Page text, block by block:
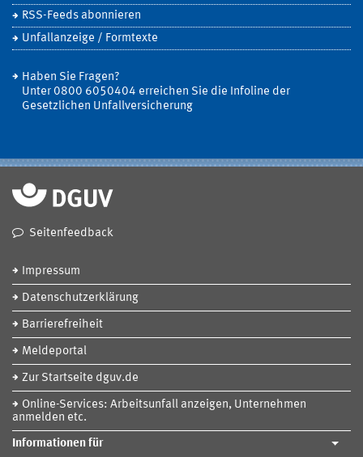
RSS-Feeds abonnieren
Unfallanzeige / Formtexte
Haben Sie Fragen?
Unter 0800 6050404 erreichen Sie die Infoline der
Gesetzlichen Unfallversicherung
Seitenfeedback
Impressum
Datenschutzerklärung
Barrierefreiheit
Meldeportal
Zur Startseite dguv.de
Online-Services: Arbeitsunfall anzeigen, Unternehmen
anmelden etc.
Informationen für